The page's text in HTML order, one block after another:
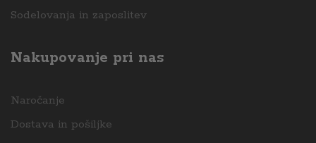
Sodelovanja in zaposlitev
Nakupovanje pri nas
Naročanje
Dostava in pošiljke